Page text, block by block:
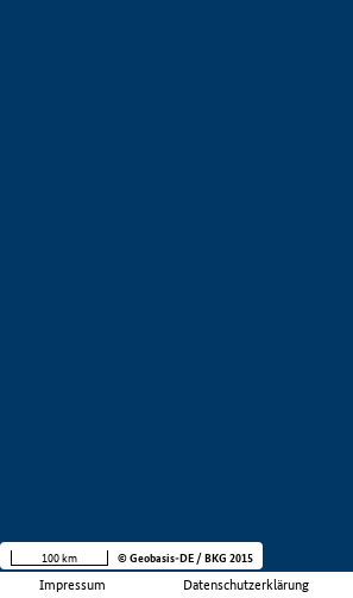
Impressum Datenschutzerklärung
100 km © Geobasis-DE / BKG 2015